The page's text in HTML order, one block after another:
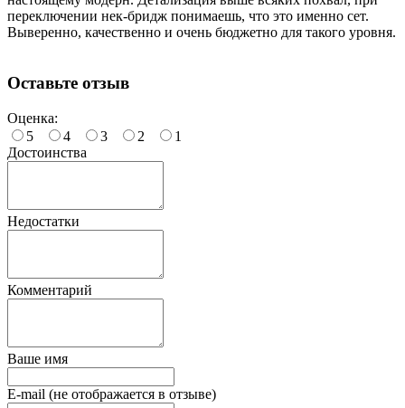
переключении нек-бридж понимаешь, что это именно сет.
Выверенно, качественно и очень бюджетно для такого уровня.
Оставьте отзыв
Оценка:
5
4 3 2
1
Достоинства
Недостатки
Комментарий
Ваше имя
E-mail (не отображается в отзыве)